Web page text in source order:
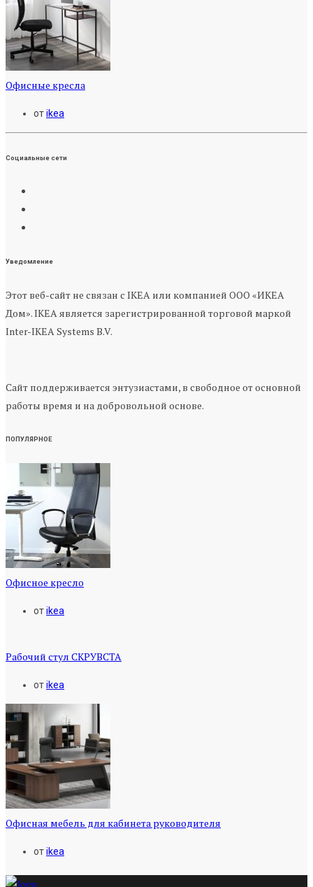
Офисные кресла
отikea
Социальные сети
Уведомление
Этот веб-сайт не связан с IKEA или компанией ООО «ИКЕА
Дом». IKEA является зарегистрированной торговой маркой
Inter-IKEA Systems B.V.
Сайт поддерживается энтузиастами, в свободное от основной
работы время и на добровольной основе.
ПОПУЛЯРНОЕ
Офисное кресло
отikea
Рабочий стул СКРУВСТА
отikea
Офисная мебель для кабинета руководителя
отikea